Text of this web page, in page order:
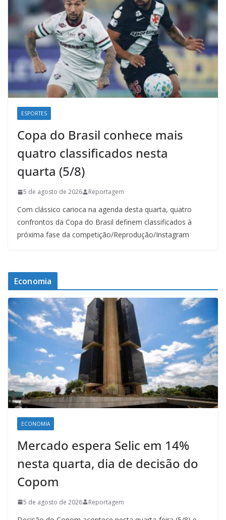
ESPORTES
Copa do Brasil conhece mais
quatro classificados nesta
quarta (5/8)
5 de agosto de 2026 Reportagem
Com clássico carioca na agenda desta quarta, quatro
confrontos da Copa do Brasil definem classificados à
próxima fase da competição/Reprodução/Instagram
Economia
ECONOMIA
Mercado espera Selic em 14%
nesta quarta, dia de decisão do
Copom
5 de agosto de 2026 Reportagem